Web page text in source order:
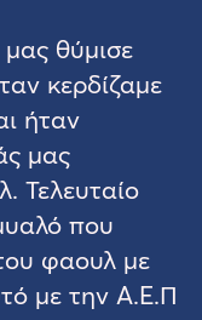
θύμισε
κερδίζαμε
ήταν
μας
Τελευταίο
που
φαουλ με
με την Α.Ε.Π